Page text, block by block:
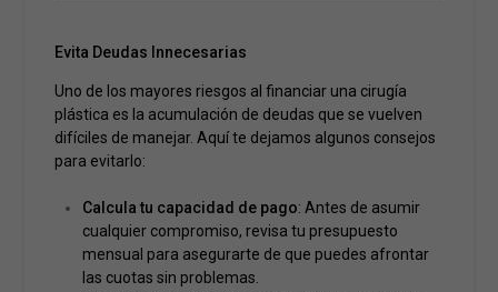
Evita Deudas Innecesarias
Uno de los mayores riesgos al financiar una cirugía
plástica es la acumulación de deudas que se vuelven
difíciles de manejar. Aquí te dejamos algunos consejos
para evitarlo:
Calcula tu capacidad de pago: Antes de asumir
cualquier compromiso, revisa tu presupuesto
mensual para asegurarte de que puedes afrontar
las cuotas sin problemas.